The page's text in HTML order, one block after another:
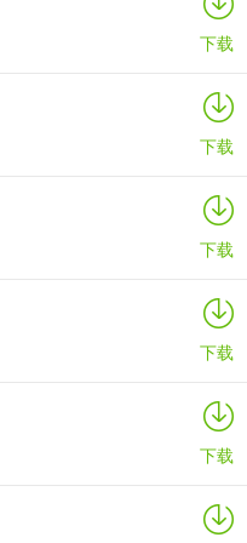
，并快速显示结果。
片完美融合，非凡出众。
微信、微博、淘宝等二维码焕
网址、图片、视频、语音、
框任君选择。
下载
下载
下载
下载
下载